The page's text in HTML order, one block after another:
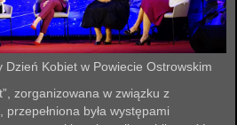
Dzień Kobiet w Powiecie Ostrowskim
zorganizowana w związku z
była występami